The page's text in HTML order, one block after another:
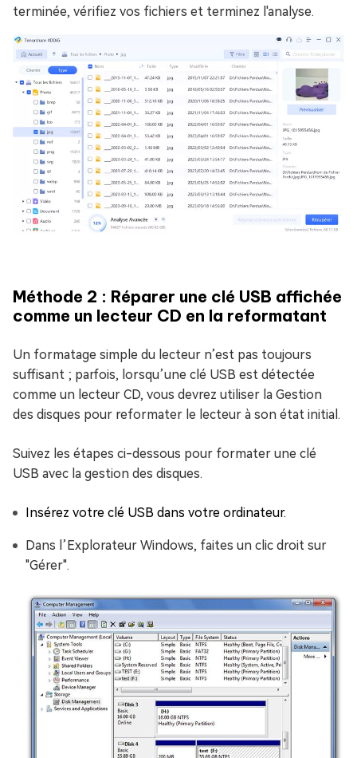
terminée, vérifiez vos fichiers et terminez l'analyse.
Méthode 2 : Réparer une clé USB affichée
comme un lecteur CD en la reformatant
Un formatage simple du lecteur n’est pas toujours
suffisant ; parfois, lorsqu’une clé USB est détectée
comme un lecteur CD, vous devrez utiliser la Gestion
des disques pour reformater le lecteur à son état initial.
Suivez les étapes ci-dessous pour formater une clé
USB avec la gestion des disques.
Insérez votre clé USB dans votre ordinateur.
Dans l’Explorateur Windows, faites un clic droit sur
"Gérer".